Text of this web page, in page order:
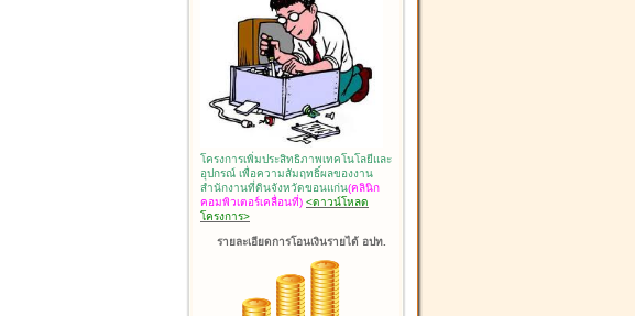
โครงการเพิ่มประสิทธิภาพเทคโนโลยีและ
อุปกรณ์ เพื่อความสัมฤทธิ์ผลของงาน
สำนักงานที่ดินจังหวัดขอนแก่น(คลินิก
คอมพิวเตอร์เคลื่อนที่) <ดาวน์โหลด
โครงการ>
รายละเอียดการโอนเงินรายได้ อปท.